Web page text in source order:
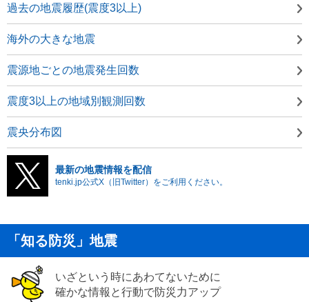
過去の地震履歴(震度3以上)
海外の大きな地震
震源地ごとの地震発生回数
震度3以上の地域別観測回数
震央分布図
最新の地震情報を配信
tenki.jp公式X（旧Twitter）をご利用ください。
「知る防災」地震
いざという時にあわてないために
確かな情報と行動で防災力アップ